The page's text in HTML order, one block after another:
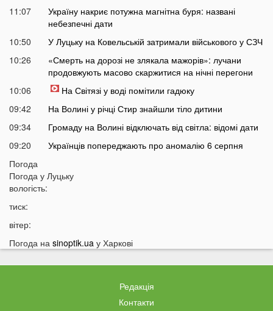
11:07
Україну накриє потужна магнітна буря: названі
небезпечні дати
10:50
У Луцьку на Ковельській затримали військового у СЗЧ
10:26
«Смерть на дорозі не злякала мажорів»: лучани
продовжують масово скаржитися на нічні перегони
10:06
На Світязі у воді помітили гадюку
09:42
На Волині у річці Стир знайшли тіло дитини
09:34
Громаду на Волині відключать від світла: відомі дати
09:20
Українців попереджають про аномалію 6 серпня
09:05
вважався зниклим безвісти
21:32
20:21
Ці продукти потрібно викинути через 48 годин: вони
можуть бути небезпечними
кого це стосується
Що категорично заборонено робити на Яблучний
Погода
Погода у Луцьку
вологість:
тиск:
вітер:
Погода на sinoptik.ua у Харкові
Редакція
Контакти